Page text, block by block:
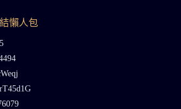
懶人包